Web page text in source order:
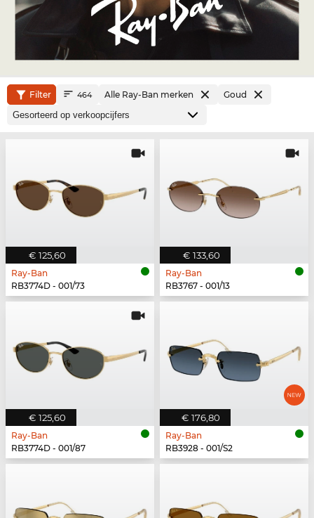
Filter 464 Alle Ray-Ban merken Goud
€ 125,60
Ray-Ban
RB3774D - 001/73
€ 133,60
Ray-Ban
RB3767 - 001/13
€ 125,60
Ray-Ban
RB3774D - 001/87
€ 176,80
Ray-Ban
RB3928 - 001/S2